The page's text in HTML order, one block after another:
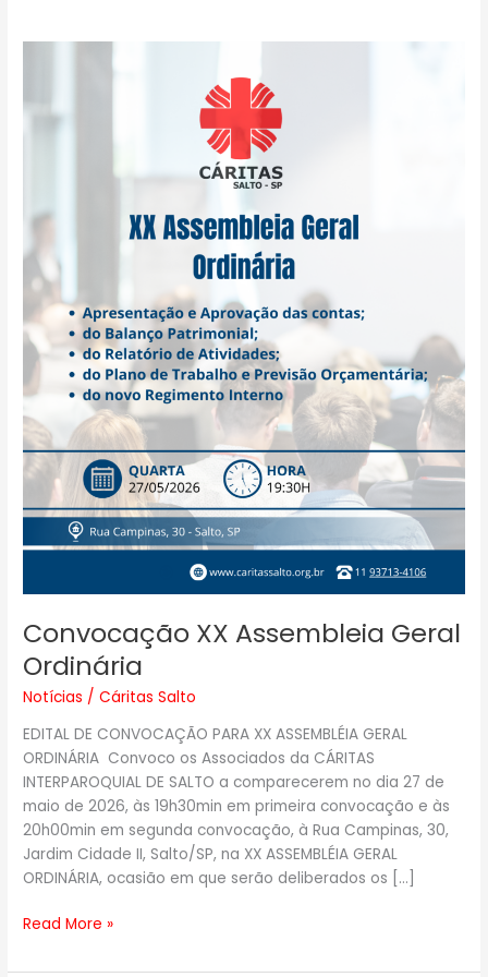
Convocação XX Assembleia Geral
Ordinária
Notícias /Cáritas Salto
EDITAL DE CONVOCAÇÃO PARA XX ASSEMBLÉIA GERAL
ORDINÁRIA Convoco os Associados da CÁRITAS
INTERPAROQUIAL DE SALTO a comparecerem no dia 27 de
maio de 2026, às 19h30min em primeira convocação e às
20h00min em segunda convocação, à Rua Campinas, 30,
Jardim Cidade II, Salto/SP, na XX ASSEMBLÉIA GERAL
ORDINÁRIA, ocasião em que serão deliberados os […]
Read More »